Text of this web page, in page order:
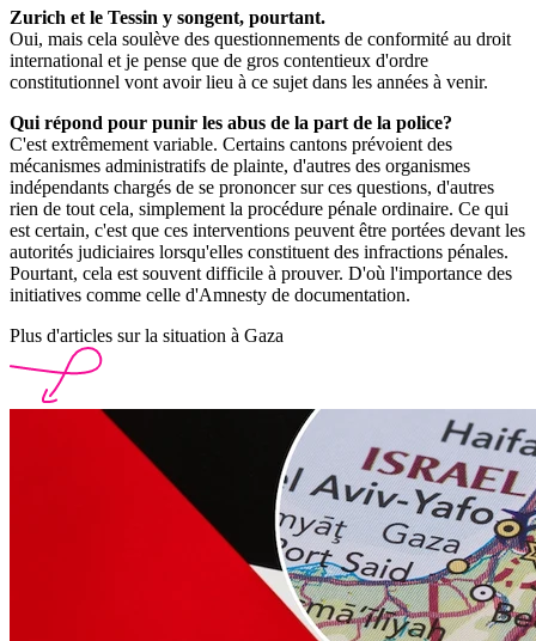
Zurich et le Tessin y songent, pourtant.
Oui, mais cela soulève des questionnements de conformité au droit
international et je pense que de gros contentieux d'ordre
constitutionnel vont avoir lieu à ce sujet dans les années à venir.
Qui répond pour punir les abus de la part de la police?
C'est extrêmement variable. Certains cantons prévoient des
mécanismes administratifs de plainte, d'autres des organismes
indépendants chargés de se prononcer sur ces questions, d'autres
rien de tout cela, simplement la procédure pénale ordinaire. Ce qui
est certain, c'est que ces interventions peuvent être portées devant les
autorités judiciaires lorsqu'elles constituent des infractions pénales.
Pourtant, cela est souvent difficile à prouver. D'où l'importance des
initiatives comme celle d'Amnesty de documentation.
Plus d'articles sur la situation à Gaza